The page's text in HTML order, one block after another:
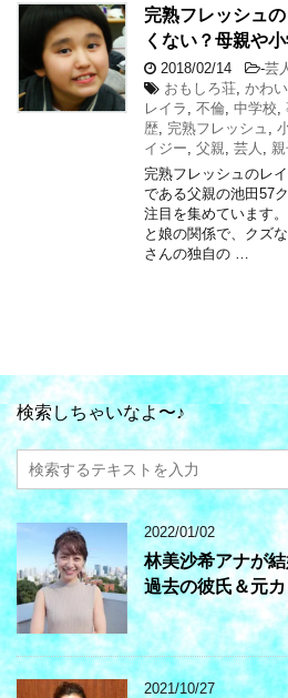
完熟フレッシュ
くない？母親や
2018/02/14 -芸
おもしろ荘 かわ
レイラ
不倫 中学校
歴 完熟フレッシュ
イジー 父親 芸人
完熟フレッシュのレ
である父親の池田57
注目を集めています
と娘の関係で、クズ
さんの独自の …
検索しちゃいなよ〜♪
2022/01/02
林美沙希アナが
過去の彼氏＆元カ
2021/10/27